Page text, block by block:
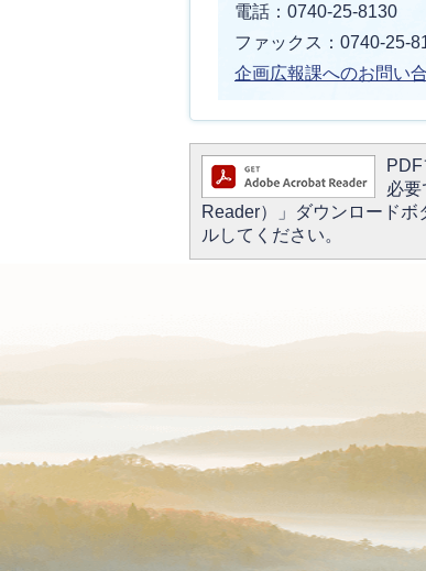
電話：0740-25-8130
ファックス：0740-25-
企画広報課へのお問い
必
Reader）」ダウンロード
ルしてください。